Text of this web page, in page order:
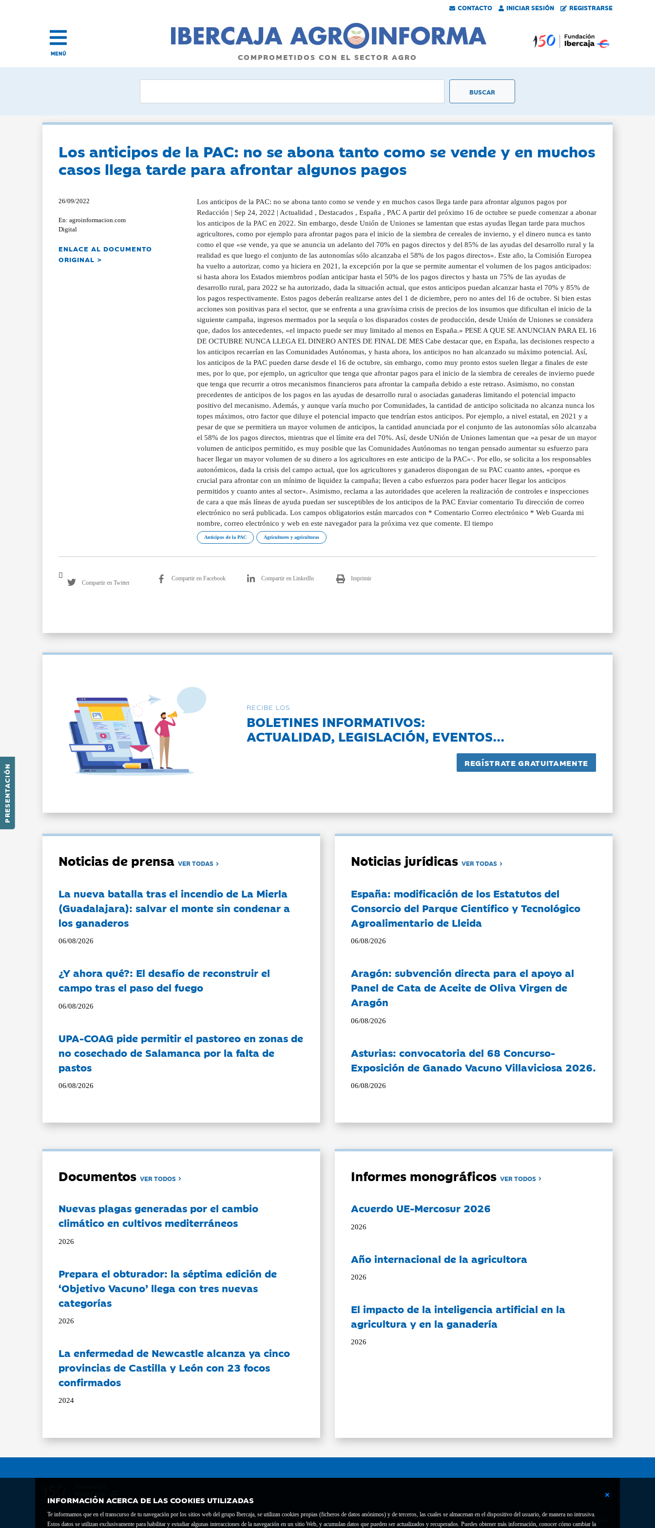
CONTACTO INICIAR SESIÓN REGISTRARSE
PRESENTACIÓN
MENÚ COMPROMETIDOS CON EL SECTOR AGRO
INFORMACIÓN ACERCA DE LAS COOKIES UTILIZADAS
Te informamos que en el transcurso de tu navegación por los sitios web del grupo Ibercaja, se utilizan cookies propias (ficheros de datos anónimos) y de terceros, las cuales se almacenan en el dispositivo del usuario, de manera no intrusiva.
Estos datos se utilizan exclusivamente para habilitar y estudiar algunas interacciones de la navegación en un sitio Web, y acumulan datos que pueden ser actualizados y recuperados. Puedes obtener más información, conocer cómo cambiar la
Los anticipos de la PAC: no se abona tanto como se vende y en muchos
casos llega tarde para afrontar algunos pagos
26/09/2022
En: agroinformacion.com
Digital
ENLACE AL DOCUMENTO
ORIGINAL >
Los anticipos de la PAC: no se abona tanto como se vende y en muchos casos llega tarde para afrontar algunos pagos por
Redacción | Sep 24, 2022 | Actualidad , Destacados , España , PAC A partir del próximo 16 de octubre se puede comenzar a abonar
los anticipos de la PAC en 2022. Sin embargo, desde Unión de Uniones se lamentan que estas ayudas llegan tarde para muchos
agricultores, como por ejemplo para afrontar pagos para el inicio de la siembra de cereales de invierno, y el dinero nunca es tanto
como el que «se vende, ya que se anuncia un adelanto del 70% en pagos directos y del 85% de las ayudas del desarrollo rural y la
realidad es que luego el conjunto de las autonomías sólo alcanzaba el 58% de los pagos directos». Este año, la Comisión Europea
ha vuelto a autorizar, como ya hiciera en 2021, la excepción por la que se permite aumentar el volumen de los pagos anticipados:
si hasta ahora los Estados miembros podían anticipar hasta el 50% de los pagos directos y hasta un 75% de las ayudas de
desarrollo rural, para 2022 se ha autorizado, dada la situación actual, que estos anticipos puedan alcanzar hasta el 70% y 85% de
los pagos respectivamente. Estos pagos deberán realizarse antes del 1 de diciembre, pero no antes del 16 de octubre. Si bien estas
acciones son positivas para el sector, que se enfrenta a una gravísima crisis de precios de los insumos que dificultan el inicio de la
siguiente campaña, ingresos mermados por la sequía o los disparados costes de producción, desde Unión de Uniones se considera
que, dados los antecedentes, «el impacto puede ser muy limitado al menos en España.» PESE A QUE SE ANUNCIAN PARA EL 16
DE OCTUBRE NUNCA LLEGA EL DINERO ANTES DE FINAL DE MES Cabe destacar que, en España, las decisiones respecto a
los anticipos recaerían en las Comunidades Autónomas, y hasta ahora, los anticipos no han alcanzado su máximo potencial. Así,
los anticipos de la PAC pueden darse desde el 16 de octubre, sin embargo, como muy pronto estos suelen llegar a finales de este
mes, por lo que, por ejemplo, un agricultor que tenga que afrontar pagos para el inicio de la siembra de cereales de invierno puede
que tenga que recurrir a otros mecanismos financieros para afrontar la campaña debido a este retraso. Asimismo, no constan
precedentes de anticipos de los pagos en las ayudas de desarrollo rural o asociadas ganaderas limitando el potencial impacto
positivo del mecanismo. Además, y aunque varía mucho por Comunidades, la cantidad de anticipo solicitada no alcanza nunca los
topes máximos, otro factor que diluye el potencial impacto que tendrían estos anticipos. Por ejemplo, a nivel estatal, en 2021 y a
pesar de que se permitiera un mayor volumen de anticipos, la cantidad anunciada por el conjunto de las autonomías sólo alcanzaba
el 58% de los pagos directos, mientras que el límite era del 70%. Así, desde UNión de Uniones lamentan que «a pesar de un mayor
volumen de anticipos permitido, es muy posible que las Comunidades Autónomas no tengan pensado aumentar su esfuerzo para
hacer llegar un mayor volumen de su dinero a los agricultores en este anticipo de la PAC»·. Por ello, se solicita a los responsables
autonómicos, dada la crisis del campo actual, que los agricultores y ganaderos dispongan de su PAC cuanto antes, «porque es
crucial para afrontar con un mínimo de liquidez la campaña; lleven a cabo esfuerzos para poder hacer llegar los anticipos
permitidos y cuanto antes al sector». Asimismo, reclama a las autoridades que aceleren la realización de controles e inspecciones
de cara a que más líneas de ayuda puedan ser susceptibles de los anticipos de la PAC Enviar comentario Tu dirección de correo
electrónico no será publicada. Los campos obligatorios están marcados con * Comentario Correo electrónico * Web Guarda mi
nombre, correo electrónico y web en este navegador para la próxima vez que comente. El tiempo
Anticipos de la PAC Agricultores y agricultoras
Compartir en Twitter
Compartir en Facebook Compartir en LinkedIn Imprimir
RECIBE LOS
BOLETINES INFORMATIVOS:
ACTUALIDAD, LEGISLACIÓN, EVENTOS...
Noticias de prensaVER TODAS
La nueva batalla tras el incendio de La Mierla
(Guadalajara): salvar el monte sin condenar a
los ganaderos
06/08/2026
¿Y ahora qué?: El desafío de reconstruir el
campo tras el paso del fuego
06/08/2026
UPA-COAG pide permitir el pastoreo en zonas de
no cosechado de Salamanca por la falta de
pastos
06/08/2026
Noticias jurídicasVER TODAS
España: modificación de los Estatutos del
Consorcio del Parque Científico y Tecnológico
Agroalimentario de Lleida
06/08/2026
Aragón: subvención directa para el apoyo al
Panel de Cata de Aceite de Oliva Virgen de
Aragón
06/08/2026
Asturias: convocatoria del 68 Concurso-
Exposición de Ganado Vacuno Villaviciosa 2026.
06/08/2026
DocumentosVER TODOS
Nuevas plagas generadas por el cambio
climático en cultivos mediterráneos
2026
Prepara el obturador: la séptima edición de
‘Objetivo Vacuno’ llega con tres nuevas
categorías
2026
La enfermedad de Newcastle alcanza ya cinco
provincias de Castilla y León con 23 focos
confirmados
2024
Informes monográficosVER TODOS
Acuerdo UE-Mercosur 2026
2026
Año internacional de la agricultora
2026
El impacto de la inteligencia artificial en la
agricultura y en la ganadería
2026
Fundación Bancaria Ibercaja C.I.F. G-50000652.
Contacto Declaración de accesibilidad